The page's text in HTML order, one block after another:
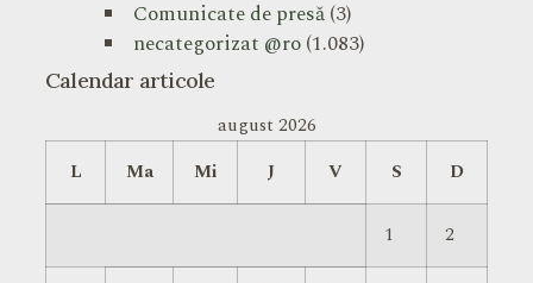
Comunicate de presă(3)
necategorizat @ro(1.083)
Calendar articole
august 2026
L
Ma Mi J V S D
1 2